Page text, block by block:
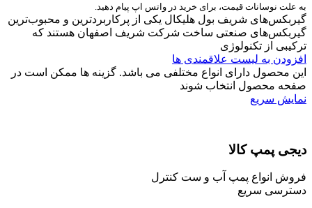
به علت نوسانات قیمت، برای خرید در واتس اپ پیام دهید.
گیربکس‌های شریف بول هلیکال یکی از پرکاربردترین و محبوب‌ترین
گیربکس‌های صنعتی ساخت شرکت شریف اصفهان هستند که
ترکیبی از تکنولوژی
افزودن به لیست علاقمندی ها
این محصول دارای انواع مختلفی می باشد. گزینه ها ممکن است در
صفحه محصول انتخاب شوند
نمایش سریع
دیجی پمپ کالا
فروش انواع پمپ آب و ست کنترل
دسترسی سریع